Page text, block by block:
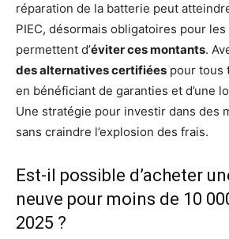
réparation de la batterie peut
PIEC, désormais obligatoires pour
permettent d’éviter ces montants.
des alternatives certifiées pour tous
en bénéficiant de garanties et d’une
Une stratégie pour investir dans des
sans craindre l’explosion des frais.
Est-il possible d’acheter
neuve pour moins de 10
2025 ?